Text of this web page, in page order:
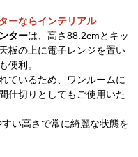
ーならインテリアル
ターは、高さ88.2cmとキッ
板の上に電子レンジを置い
便利。
ているため、ワンルームに
仕切りとしてもご使用いた
い高さで常に綺麗な状態を